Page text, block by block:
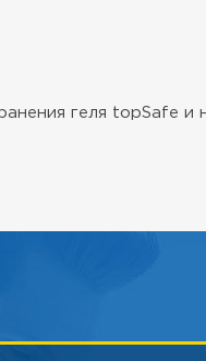
геля topSafe и